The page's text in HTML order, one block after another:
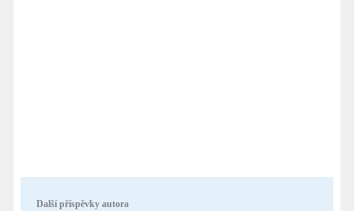
Další příspěvky autora